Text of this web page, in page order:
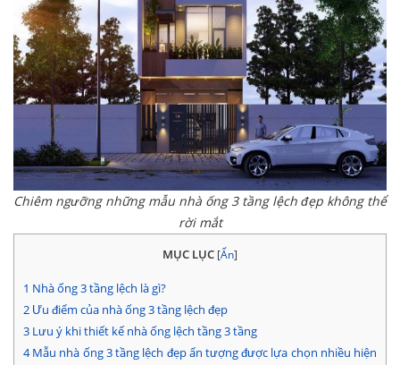
Chiêm ngưỡng những mẫu nhà ống 3 tầng lệch đẹp không thể
rời mắt
MỤC LỤC [Ẩn]
1 Nhà ống 3 tầng lệch là gì?
2 Ưu điểm của nhà ống 3 tầng lệch đẹp
3 Lưu ý khi thiết kế nhà ống lệch tầng 3 tầng
4Mẫu nhà ống 3 tầng lệch đẹp ấn tượng được lựa chọn nhiều hiện